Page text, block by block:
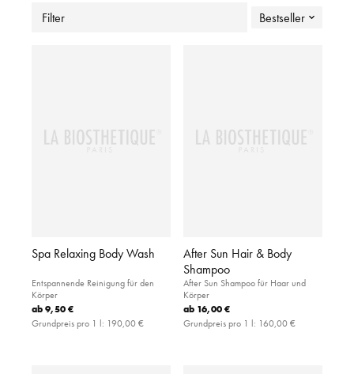
Filter Bestseller
Spa Relaxing Body Wash
Entspannende Reinigung für den
Körper
ab9,50 €
Grundpreis pro 1 l: 190,00 €
After Sun Hair & Body
Shampoo
After Sun Shampoo für Haar und
Körper
ab 16,00 €
Grundpreis pro 1 l: 160,00 €